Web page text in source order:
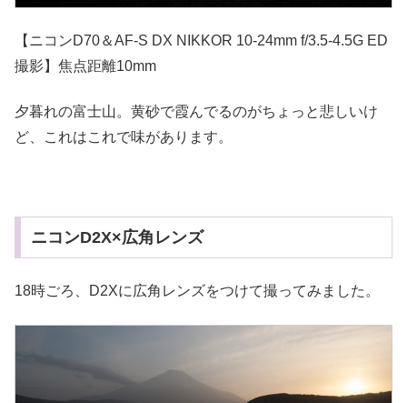
【ニコンD70＆AF-S DX NIKKOR 10-24mm f/3.5-4.5G ED
撮影】焦点距離10mm
夕暮れの富士山。黄砂で霞んでるのがちょっと悲しいけ
ど、これはこれで味があります。
ニコンD2X×広角レンズ
18時ごろ、D2Xに広角レンズをつけて撮ってみました。